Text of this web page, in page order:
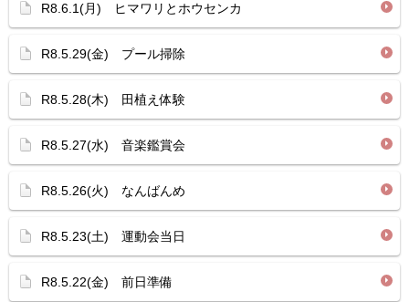
R8.6.1(月) ヒマワリとホウセンカ
R8.5.29(金) プール掃除
R8.5.28(木) 田植え体験
R8.5.27(水) 音楽鑑賞会
R8.5.26(火) なんばんめ
R8.5.23(土) 運動会当日
R8.5.22(金) 前日準備